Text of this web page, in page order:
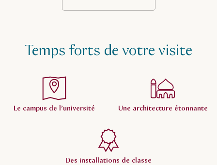
Temps forts de votre visite
Le campus de l’université Une architecture étonnante
Des installations de classe